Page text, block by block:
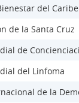
del Caribe
de la Santa Cruz
de
del Linfoma
de la